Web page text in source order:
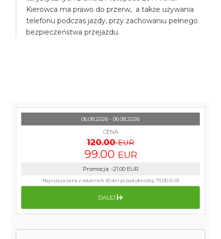
Kierowca ma prawo do przerw, a także używania
telefonu podczas jazdy, przy zachowaniu pełnego
bezpieczeństwa przejazdu.
06.08.2026 - 06.08.2026
CENA
120.00 EUR
99.00 EUR
Promocja: -21.00 EUR
Najniższa cena z ostatnich 30 dni przed obniżką:75.00 EUR
DALEJ